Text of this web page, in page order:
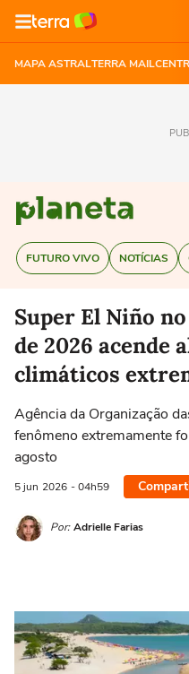
MAPA ASTRALTERRA MAIL
FUTURO VIVO NOTÍCIAS
Super El Niño
de 2026 acende
climáticos
Agência da Organização
fenômeno extremamente
agosto
5 jun 2026 - 04h59
Por: Adrielle Farias